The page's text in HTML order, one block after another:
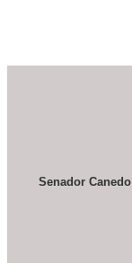
Senador Canedo